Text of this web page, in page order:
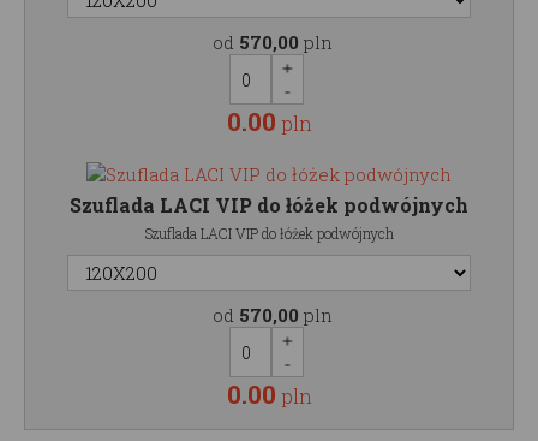
od 570,00 pln
0.00 pln
Szuflada LACI VIP do łóżek podwójnych
Szuflada LACI VIP do łóżek podwójnych
od 570,00 pln
0.00 pln